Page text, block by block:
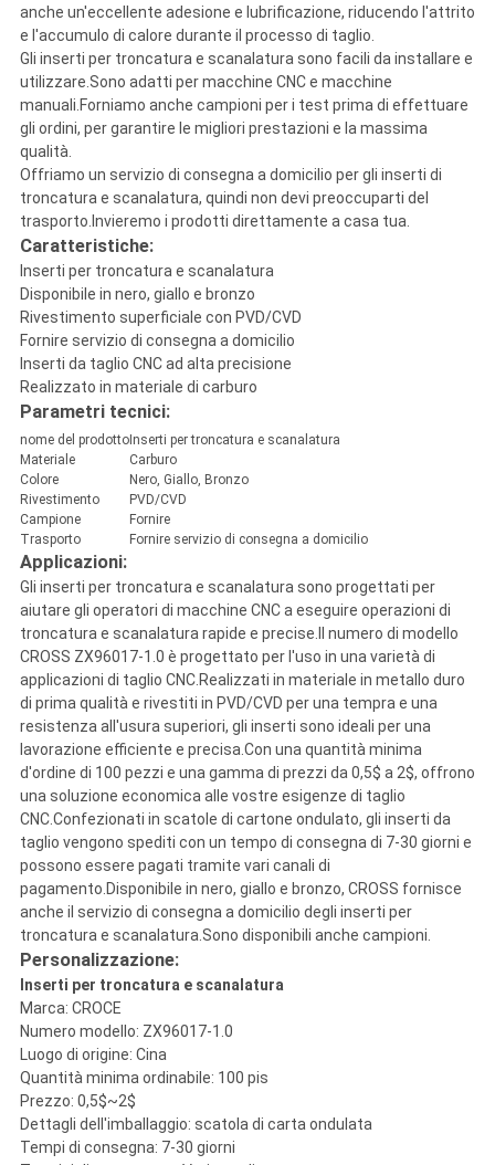
anche un'eccellente adesione e lubrificazione, riducendo l'attrito
e l'accumulo di calore durante il processo di taglio.
Gli inserti per troncatura e scanalatura sono facili da installare e
utilizzare.Sono adatti per macchine CNC e macchine
manuali.Forniamo anche campioni per i test prima di effettuare
gli ordini, per garantire le migliori prestazioni e la massima
qualità.
Offriamo un servizio di consegna a domicilio per gli inserti di
troncatura e scanalatura, quindi non devi preoccuparti del
trasporto.Invieremo i prodotti direttamente a casa tua.
Caratteristiche:
Inserti per troncatura e scanalatura
Disponibile in nero, giallo e bronzo
Rivestimento superficiale con PVD/CVD
Fornire servizio di consegna a domicilio
Inserti da taglio CNC ad alta precisione
Realizzato in materiale di carburo
Parametri tecnici:
nome del prodottoInserti per troncatura e scanalatura
Materiale
Carburo
Colore
Nero, Giallo, Bronzo
Rivestimento
PVD/CVD
Campione
Fornire
Trasporto
Fornire servizio di consegna a domicilio
Applicazioni:
Gli inserti per troncatura e scanalatura sono progettati per
aiutare gli operatori di macchine CNC a eseguire operazioni di
troncatura e scanalatura rapide e precise.Il numero di modello
CROSS ZX96017-1.0 è progettato per l'uso in una varietà di
applicazioni di taglio CNC.Realizzati in materiale in metallo duro
di prima qualità e rivestiti in PVD/CVD per una tempra e una
resistenza all'usura superiori, gli inserti sono ideali per una
lavorazione efficiente e precisa.Con una quantità minima
d'ordine di 100 pezzi e una gamma di prezzi da 0,5$ a 2$, offrono
una soluzione economica alle vostre esigenze di taglio
CNC.Confezionati in scatole di cartone ondulato, gli inserti da
taglio vengono spediti con un tempo di consegna di 7-30 giorni e
possono essere pagati tramite vari canali di
pagamento.Disponibile in nero, giallo e bronzo, CROSS fornisce
anche il servizio di consegna a domicilio degli inserti per
troncatura e scanalatura.Sono disponibili anche campioni.
Personalizzazione:
Inserti per troncatura e scanalatura
Marca: CROCE
Numero modello: ZX96017-1.0
Luogo di origine: Cina
Quantità minima ordinabile: 100 pis
Prezzo: 0,5$~2$
Dettagli dell'imballaggio: scatola di carta ondulata
Tempi di consegna: 7-30 giorni